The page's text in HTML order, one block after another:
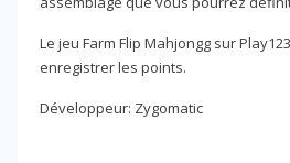
Le jeu Farm Flip Mahjongg sur
enregistrer les points.
Développeur: Zygomatic